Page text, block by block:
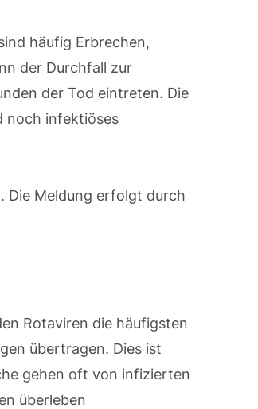
häufig Erbrechen,
der Durchfall zur
der Tod eintreten. Die
noch infektiöses
Die Meldung erfolgt durch
Rotaviren die häufigsten
übertragen. Dies ist
gehen oft von infizierten
überleben